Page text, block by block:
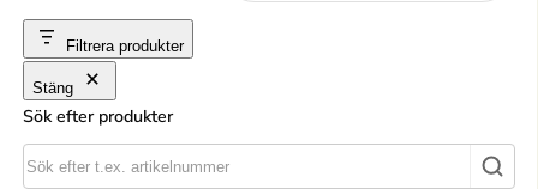
Filtrera produkter
Stäng
Sök efter produkter